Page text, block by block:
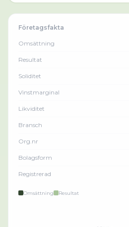
Företagsfakta
Omsättning
Resultat
Soliditet
Vinstmarginal
Likviditet
Bransch
Org.nr
Bolagsform
Registrerad
Omsättning Resultat